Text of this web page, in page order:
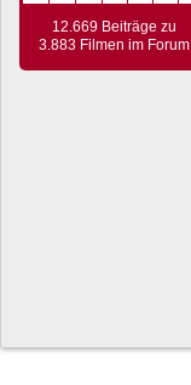
12.669 Beiträge zu
3.883 Filmen im Forum